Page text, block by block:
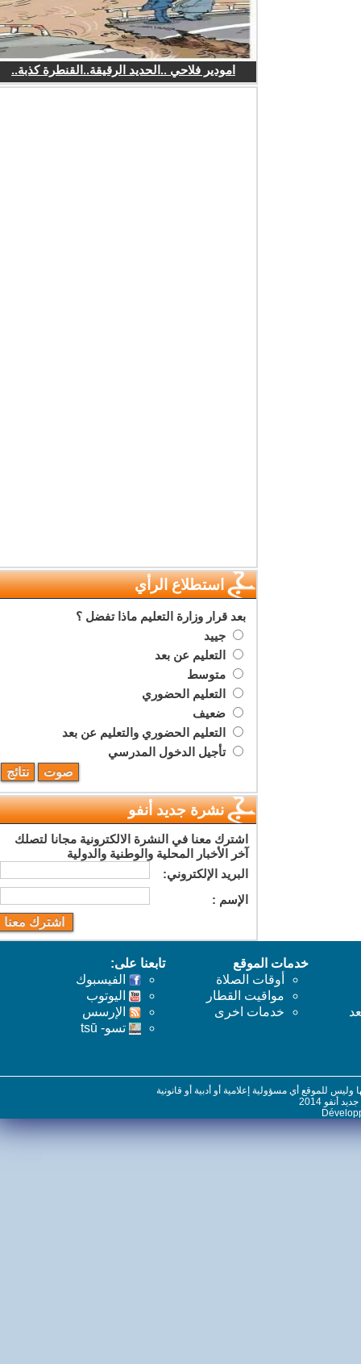
امودير فلاحي ..الحديد الرقيقة..القنطرة كذبة..
استطلاع الرأي
بعد قرار وزارة التعليم ماذا تفضل ؟
جييد
التعليم عن بعد
متوسط
التعليم الحضوري
ضعيف
التعليم الحضوري والتعليم عن بعد
تأجيل الدخول المدرسي
نشرة جديد أنفو
اشترك معنا في النشرة الالكترونية مجانا لتصلك
آخر الأخبار المحلية والوطنية والدولية
البريد اﻹلكتروني:
اﻹسم :
خدمات الموقع
أوقات الصلاة
مواقيت القطار
خدمات اخرى
تابعنا على:
الفيسبوك
اليوتوب
اﻹرسس
تسو- tsū
للموقع أي مسؤولية إعلامية أو أدبية أو قانونية
2014